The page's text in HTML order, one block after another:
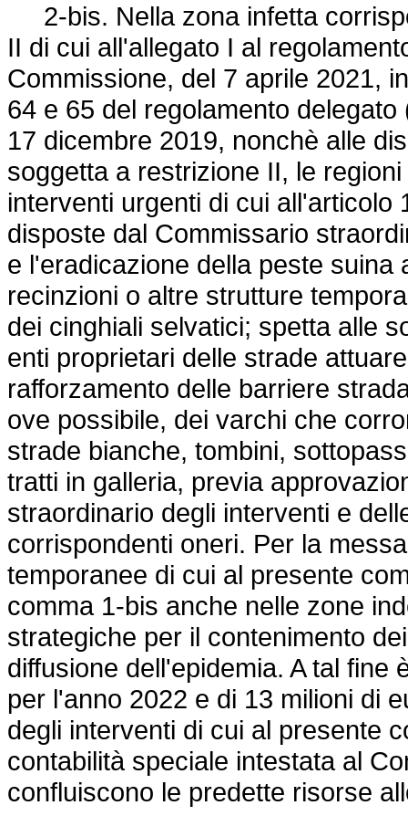
2-bis. Nella zona infetta
II di cui all'allegato I al
Commissione, del 7 aprile 2021,
64 e 65 del regolamento delegato
17 dicembre 2019, nonchè alle
soggetta a restrizione II, le
interventi urgenti di cui
disposte dal Commissario
e l'eradicazione della peste
recinzioni o altre strutture
dei cinghiali selvatici; spetta alle
enti proprietari delle strade
rafforzamento delle barriere
ove possibile, dei varchi che
strade bianche, tombini,
tratti in galleria, previa
straordinario degli interventi e
corrispondenti oneri. Per la
temporanee di cui al presente
comma 1-bis anche nelle zone
strategiche per il contenimento
diffusione dell'epidemia. A tal fine
per l'anno 2022 e di 13 milioni di
degli interventi di cui al presente
contabilità speciale intestata al
confluiscono le predette risorse